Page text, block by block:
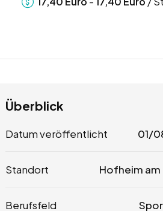
Überblick
Datum veröffentlicht 01/
Standort Hofheim am
Berufsfeld